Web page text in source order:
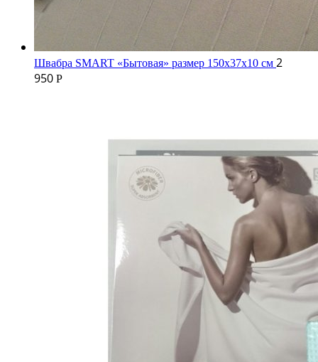
Швабра SMART «Бытовая» размер 150х37х10 см 2
950 Р